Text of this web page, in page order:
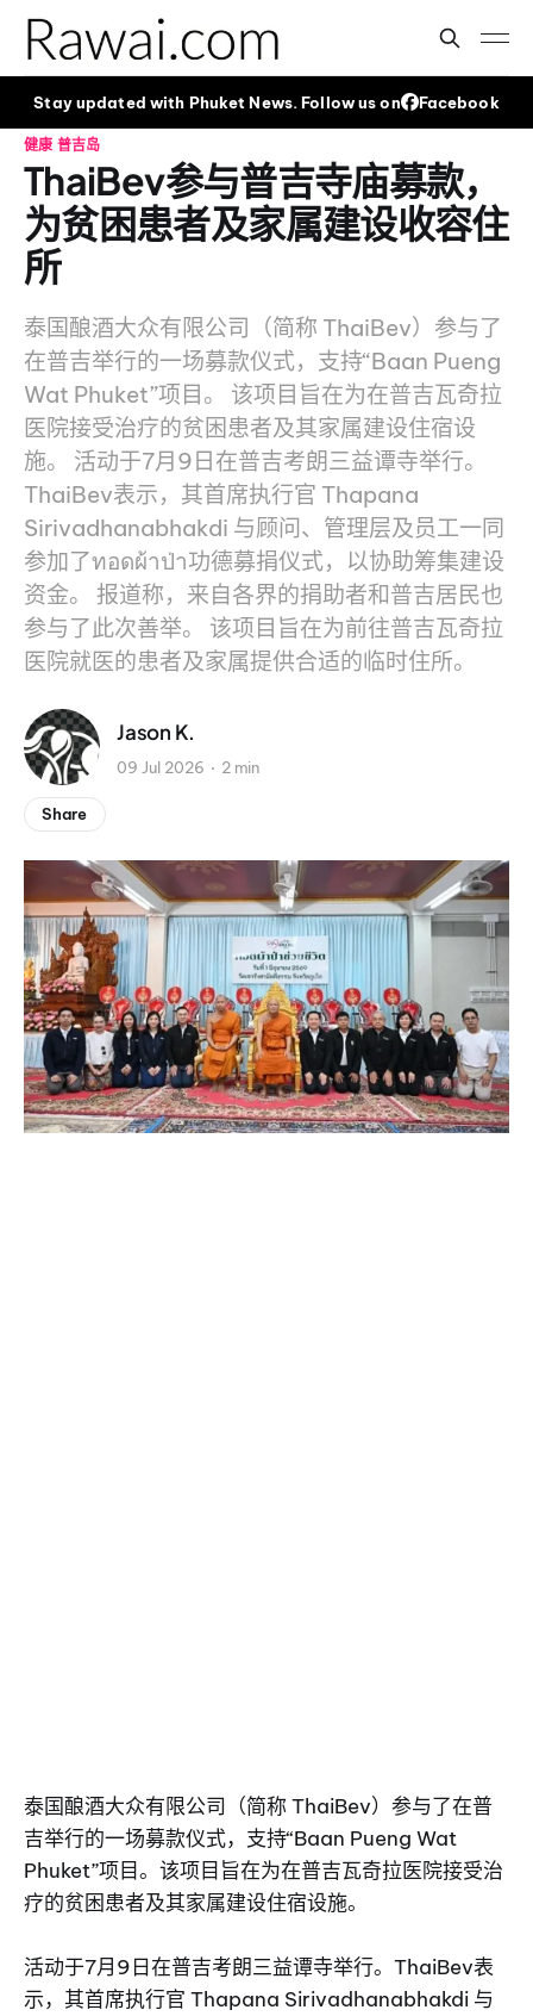
Stay updated with Phuket News. Follow us on Facebook
健康 普吉岛
ThaiBev参与普吉寺庙募款，
为贫困患者及家属建设收容住
所
泰国酿酒大众有限公司（简称 ThaiBev）参与了
在普吉举行的一场募款仪式，支持“Baan Pueng
Wat Phuket”项目。 该项目旨在为在普吉瓦奇拉
医院接受治疗的贫困患者及其家属建设住宿设
施。 活动于7月9日在普吉考朗三益谭寺举行。
ThaiBev表示，其首席执行官 Thapana
Sirivadhanabhakdi 与顾问、管理层及员工一同
参加了ทอดผ้าป่า功德募捐仪式，以协助筹集建设
资金。 报道称，来自各界的捐助者和普吉居民也
参与了此次善举。 该项目旨在为前往普吉瓦奇拉
医院就医的患者及家属提供合适的临时住所。
Jason K.
09 Jul 2026 2 min
Share
泰国酿酒大众有限公司（简称 ThaiBev）参与了在普
吉举行的一场募款仪式，支持“Baan Pueng Wat
Phuket”项目。该项目旨在为在普吉瓦奇拉医院接受治
疗的贫困患者及其家属建设住宿设施。
活动于7月9日在普吉考朗三益谭寺举行。ThaiBev表
示，其首席执行官 Thapana Sirivadhanabhakdi 与